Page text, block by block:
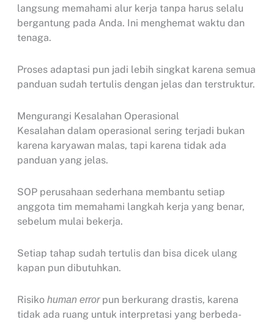
langsung memahami alur kerja tanpa harus selalu
bergantung pada Anda. Ini menghemat waktu dan
tenaga.
Proses adaptasi pun jadi lebih singkat karena semua
panduan sudah tertulis dengan jelas dan terstruktur.
Mengurangi Kesalahan Operasional
Kesalahan dalam operasional sering terjadi bukan
karena karyawan malas, tapi karena tidak ada
panduan yang jelas.
SOP perusahaan sederhana membantu setiap
anggota tim memahami langkah kerja yang benar,
sebelum mulai bekerja.
Setiap tahap sudah tertulis dan bisa dicek ulang
kapan pun dibutuhkan.
Risiko human errorpun berkurang drastis, karena
tidak ada ruang untuk interpretasi yang berbeda-